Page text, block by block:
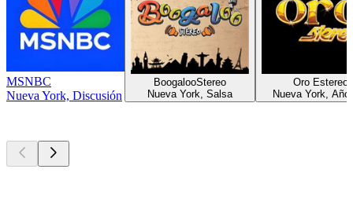
MSNBC
Nueva York, Discusión
BoogalooStereo
Nueva York, Salsa
Oro Estereo
Nueva York,